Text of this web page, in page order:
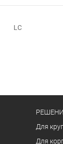
LC
Для
Для